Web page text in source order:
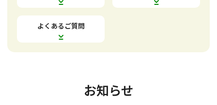
よくあるご質問
お知らせ